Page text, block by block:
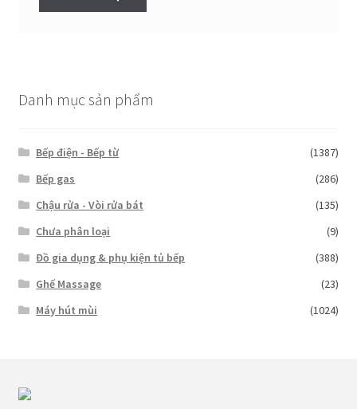
Danh mục sản phẩm
Bếp điện - Bếp từ
(1387)
Bếp gas
(286)
Chậu rửa - Vòi rửa bát
(135)
Chưa phân loại
(9)
Đồ gia dụng & phụ kiện tủ bếp
(388)
Ghế Massage
(23)
Máy hút mùi
(1024)